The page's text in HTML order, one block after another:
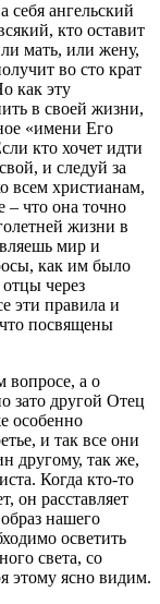
себя ангельский
кто оставит
мать, или жену,
во сто крат
как эту
в своей жизни,
«имени Его
кто хочет идти
и следуй за
всем христианам,
– что она точно
жизни в
мир и
как им было
через
эти правила и
посвящены
вопросе, а о
зато другой Отец
особенно
и так все они
другому, так же,
Когда кто-то
он расставляет
нашего
осветить
света, со
этому ясно видим.